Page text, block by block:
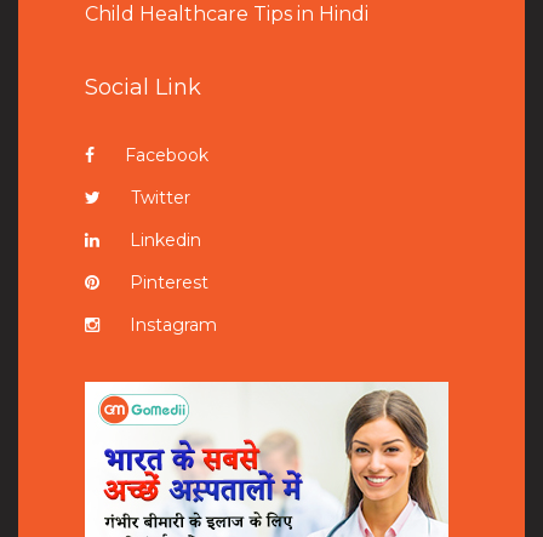
Child Healthcare Tips in Hindi
Social Link
Facebook
Twitter
Linkedin
Pinterest
Instagram